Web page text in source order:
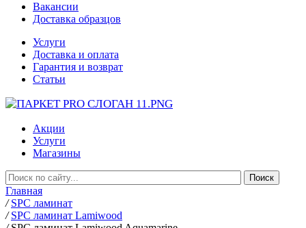
Вакансии
Доставка образцов
Услуги
Доставка и оплата
Гарантия и возврат
Статьи
Акции
Услуги
Магазины
Главная
/ SPC ламинат
/ SPC ламинат Lamiwood